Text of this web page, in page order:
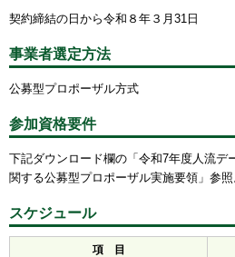
契約締結の日から令和８年３月31日
事業者選定方法
公募型プロポーザル方式
参加資格要件
下記ダウンロード欄の「令和7年度人流デ
関する公募型プロポーザル実施要領」参照
スケジュール
項 目